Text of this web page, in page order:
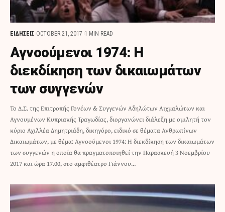
ΕΙΔΗΣΕΙΣ OCTOBER 21, 2017 1 MIN READ
Αγνοούμενοι 1974: Η
διεκδίκηση των δικαιωμάτων
των συγγενών
Το Δ.Σ. της Επιτροπής Γονέων & Συγγενών Αδηλώτων Αιχμαλώτων και
Αγνουμένων Κυπριακής Τραγωδίας, διοργανώνει διάλεξη με ομιλητή τον
κύριο Αχιλλέα Δημητριάδη, δικηγόρο, ειδικό σε θέματα Ανθρωπίνων
Δικαιωμάτων, με θέμα: Αγνοούμενοι 1974: Η διεκδίκηση των δικαιωμάτων
των συγγενών η οποία θα πραγματοποιηθεί την Παρασκευή 3 Νοεμβρίου
2017 και ώρα 17.00, στο αμφιθέατρο Γιάννου…